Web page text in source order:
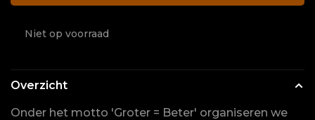
Niet op voorraad
Overzicht
Onder het motto 'Groter = Beter' organiseren we